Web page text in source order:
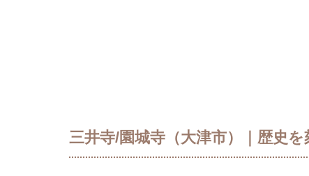
三井寺/園城寺（大津市）｜歴史